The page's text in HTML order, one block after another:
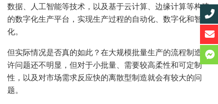
数据、人工智能等技术，以及基于云计算、边缘计算等构建
的数字化生产平台，实现生产过程的自动化、数字化和智能
化。
但实际情况是否真的如此？在大规模批量生产的流程制造也
许问题还不明显，但对于小批量、需要较高柔性和可定制
性，以及对市场需求反应快的离散型制造就会有较大的问
题。